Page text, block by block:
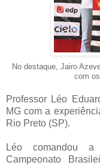
No destaque, Jairo
com
Professor Léo
MG com a
Rio Preto (SP).
Léo comandou
Campeonato